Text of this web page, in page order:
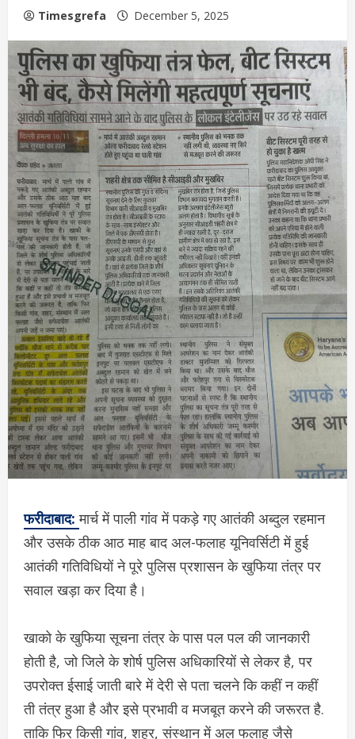
Timesgrefa December 5, 2025
फरीदाबाद:मार्च में पाली गांव में पकड़े गए आतंकी अब्दुल रहमान
और उसके ठीक आठ माह बाद अल-फलाह यूनिवर्सिटी में हुई
आतंकी गतिविधियों ने पूरे पुलिस प्रशासन के खुफिया तंत्र पर
सवाल खड़ा कर दिया है।
खाको के खुफिया सूचना तंत्र के पास पल पल की जानकारी
होती है, जो जिले के शोर्ष पुलिस अधिकारियों से लेकर है, पर
उपरोक्त ईसाई जाती बारे में देरी से पता चलने कि कहीं न कहीं
ती तंत्र हुआ है और इसे प्रभावी व मजबूत करने की जरूरत है.
ताकि फिर किसी गांव, शहर, संस्थान में अल फलाह जैसे